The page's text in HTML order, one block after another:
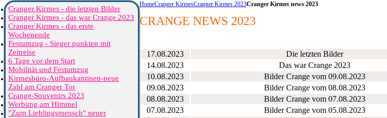
HomeCranger KirmesCranger Kirmes 2023Cranger Kirmes news 2023
CRANGE NEWS 2023
17.08.2023 Die letzten Bilder
14.08.2023
Das war Crange 2023
10.08.2023
Bilder Crange vom 09.08.2023
09.08.2023
Bilder Crange vom 08.08.2023
08.08.2023
Bilder Crange vom 07.08.2023
07.08.2023
Bilder Crange vom 05.08.2023
Cranger Kirmes - die letzten Bilder
Cranger Kirmes - das war Crange 2023
Cranger Kirmes - das erste
Wochenende
Festumzug - Sieger punkten mit
Zeitreise
6 Tage vor dem Start
Mobilität und Festumzug
Kirmesbüro-Aufbaukantinen-neue
Zahl am Cranger Tor
Crange-Souvenirs 2023
Werbung am Himmel
"Zum Lieblingsmensch" neuer